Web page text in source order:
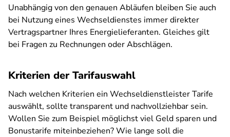
Unabhängig von den genauen Abläufen bleiben Sie auch
bei Nutzung eines Wechseldienstes immer direkter
Vertragspartner Ihres Energielieferanten. Gleiches gilt
bei Fragen zu Rechnungen oder Abschlägen.
Kriterien der Tarifauswahl
Nach welchen Kriterien ein Wechseldienstleister Tarife
auswählt, sollte transparent und nachvollziehbar sein.
Wollen Sie zum Beispiel möglichst viel Geld sparen und
Bonustarife miteinbeziehen? Wie lange soll die